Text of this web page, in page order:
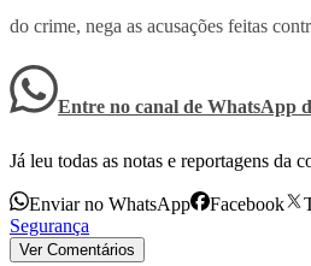
do crime, nega as acusações feitas
Entre no canal de WhatsApp
Já leu todas as notas e reportagens da
Enviar no WhatsApp Facebook
Segurança
Ver Comentários